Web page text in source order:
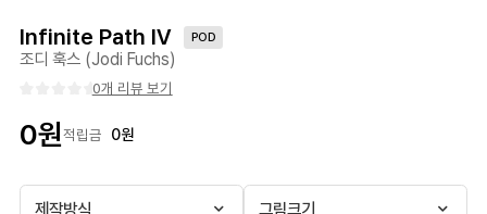
Infinite Path Ⅳ POD
조디 훅스 (Jodi Fuchs)
0개 리뷰 보기
0원적립금 0원
제작방식 그림크기